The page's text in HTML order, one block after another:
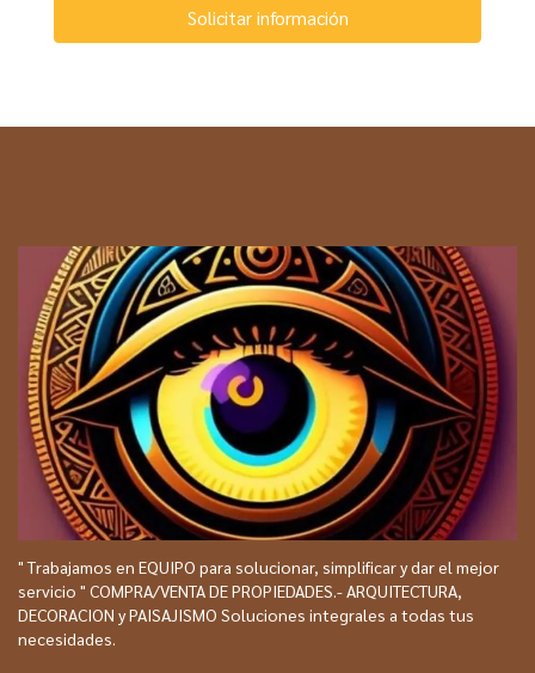
Solicitar información
" Trabajamos en EQUIPO para solucionar, simplificar y dar el mejor
servicio " COMPRA/VENTA DE PROPIEDADES.- ARQUITECTURA,
DECORACION y PAISAJISMO Soluciones integrales a todas tus
necesidades.